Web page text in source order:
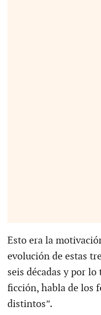
Esto era la
evolución de estas
seis décadas y por
ficción, habla de los
distintos”.